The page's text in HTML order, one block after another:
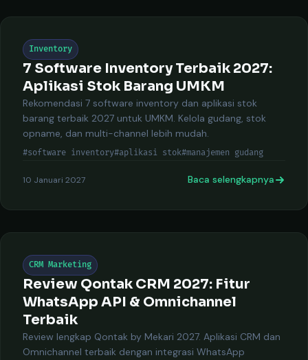
Inventory
7 Software Inventory Terbaik 2027:
Aplikasi Stok Barang UMKM
Rekomendasi 7 software inventory dan aplikasi stok
barang terbaik 2027 untuk UMKM. Kelola gudang, stok
opname, dan multi-channel lebih mudah.
#software inventory#aplikasi stok#manajemen gudang
10 Januari 2027 Baca selengkapnya
CRM Marketing
Review Qontak CRM 2027: Fitur
WhatsApp API & Omnichannel
Terbaik
Review lengkap Qontak by Mekari 2027. Aplikasi CRM dan
Omnichannel terbaik dengan integrasi WhatsApp